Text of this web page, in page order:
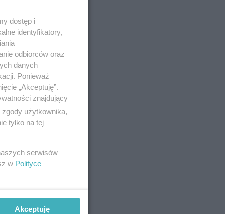
dostęp i
identyfikatory,
odbiorców oraz
danych
Ponieważ
„Akceptuję”.
znajdujący
użytkownika,
tylko na tej
serwisów
w Polityce
Akceptuję